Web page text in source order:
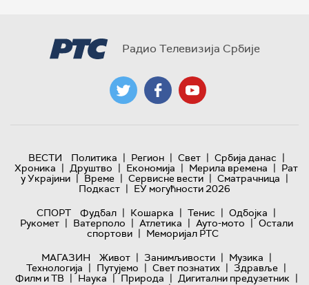
Радио Телевизија Србије
ВЕСТИ Политика | Регион | Свет | Србија данас |
Хроника | Друштво | Економија | Мерила времена | Рат
у Украјини | Време | Сервисне вести | Сматрачница |
Подкаст | ЕУ могућности 2026
СПОРТ
Фудбал | Кошарка | Тенис | Одбојка |
Рукомет | Ватерполо | Атлетика | Ауто-мото | Остали
спортови | Меморијал РТС
МАГАЗИН
Живот | Занимљивости | Музика |
Технологијa | Путујемо | Свет познатих | Здравље |
Филм и ТВ | Наука | Природа | Дигитални предузетник |